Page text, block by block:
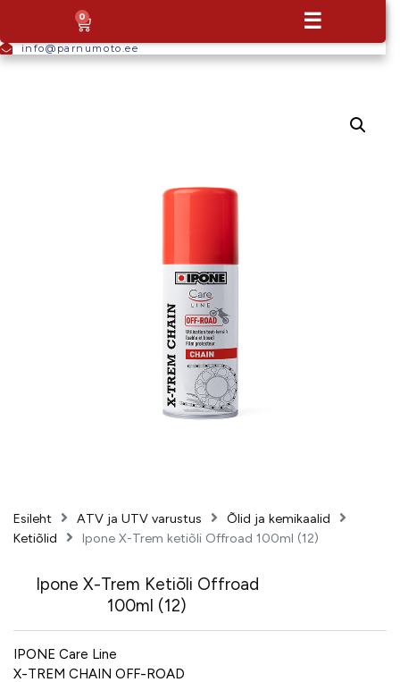
info@parnumoto.ee
0 ☰
Esileht ATV ja UTV varustus
Õlid ja kemikaalid
Ketiõlid
Ipone X-Trem ketiõli Offroad 100ml (12)
Ipone X-Trem Ketiõli Offroad
100ml (12)
IPONE Care Line
X-TREM CHAIN OFF-ROAD